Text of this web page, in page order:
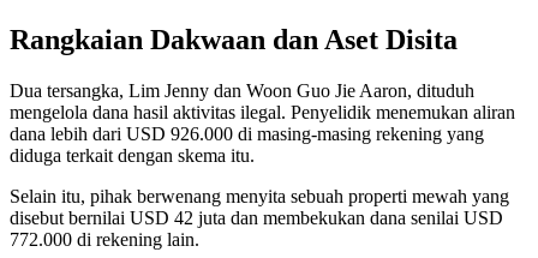
Rangkaian Dakwaan dan Aset Disita
Dua tersangka, Lim Jenny dan Woon Guo Jie Aaron, dituduh
mengelola dana hasil aktivitas ilegal. Penyelidik menemukan aliran
dana lebih dari USD 926.000 di masing-masing rekening yang
diduga terkait dengan skema itu.
Selain itu, pihak berwenang menyita sebuah properti mewah yang
disebut bernilai USD 42 juta dan membekukan dana senilai USD
772.000 di rekening lain.